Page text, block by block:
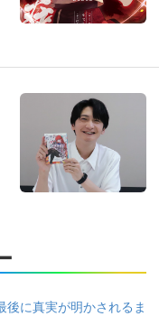
後に真実が明かされるま